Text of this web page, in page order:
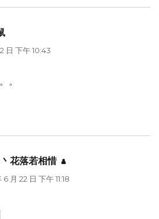
道：
日 下午 10:43
。
丶花落若相惜 说
道：
6 月 22 日 下午 11:18